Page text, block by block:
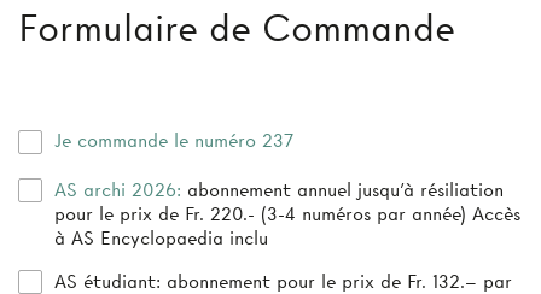
Formulaire de Commande
Je commande le numéro 237
AS archi 2026: abonnement annuel jusqu’à résiliation
pour le prix de Fr. 220.- (3-4 numéros par année) Accès
à AS Encyclopaedia inclu
AS étudiant: abonnement pour le prix de Fr. 132.– par